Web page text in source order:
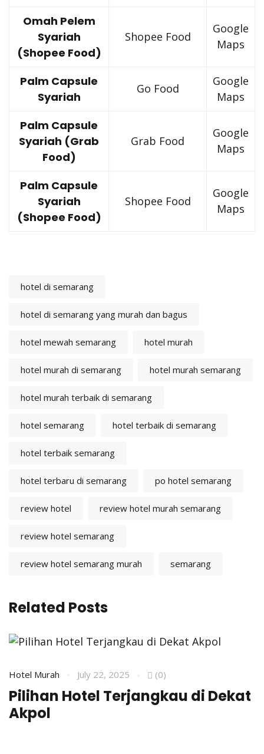
Omah Pelem
Syariah
(Shopee Food)
Shopee Food
Google
Maps
Palm Capsule
Syariah
Go Food
Google
Maps
Palm Capsule
Syariah (Grab
Food)
Grab Food
Google
Maps
Palm Capsule
Syariah
(Shopee Food)
Shopee Food
Google
Maps
hotel di semarang
hotel di semarang yang murah dan bagus
hotel mewah semarang hotel murah
hotel murah di semarang hotel murah semarang
hotel murah terbaik di semarang
hotel semarang hotel terbaik di semarang
hotel terbaik semarang
hotel terbaru di semarang po hotel semarang
review hotel review hotel murah semarang
review hotel semarang
review hotel semarang murah semarang
Related Posts
Hotel Murah July 22, 2025 (0)
Pilihan Hotel Terjangkau di Dekat
Akpol